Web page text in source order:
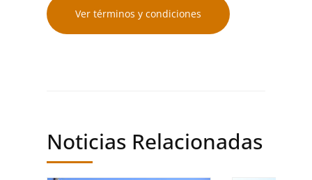
Ver términos y condiciones
Noticias Relacionadas